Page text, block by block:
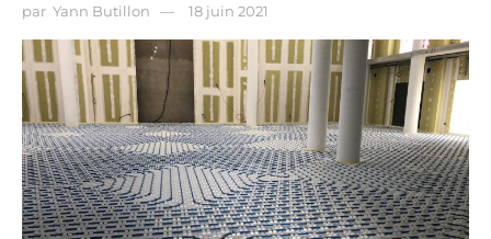
par Yann Butillon 18 juin 2021